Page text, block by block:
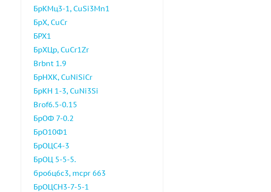
БрКМц3-1, CuSi3Mn1
БрХ, CuCr
БРХ1
БрХЦр, CuCr1Zr
Brbnt 1.9
БрНХК, CuNiSiCr
БрКН 1-3, CuNi3Si
Brof6.5-0.15
БрОФ 7-0.2
БрО10Ф1
БрОЦС4-3
БрОЦ 5-5-5.
бро6ц6с3, mcpr 663
БрОЦСН3-7-5-1